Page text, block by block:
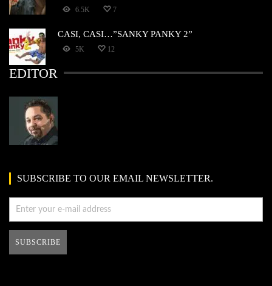
6.5K 7
CASI, CASI…”SANKY PANKY 2”
5K 12
EDITOR
SUBSCRIBE TO OUR EMAIL NEWSLETTER.